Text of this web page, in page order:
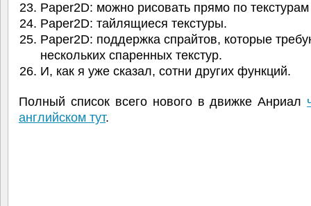
Paper2D: можно рисовать прямо по
Paper2D: тайлящиеся текстуры.
Paper2D: поддержка спрайтов, которые
нескольких спаренных текстур.
И, как я уже сказал, сотни других функций.
Полный список всего нового в движке Анриал
английском тут.